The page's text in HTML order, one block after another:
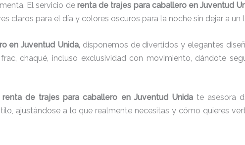
El servicio de renta de trajes para caballero en Juventud
claros para el día y colores oscuros para la noche sin dejar a un
en Juventud Unida, disponemos de divertidos y elegantes
frac, chaqué, incluso exclusividad con movimiento, dándote
renta de trajes para caballero en Juventud Unidate asesora
ajustándose a lo que realmente necesitas y cómo quieres